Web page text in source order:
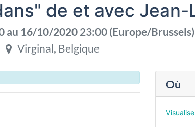
de et avec Jean-
au 16/10/2020 23:00 (Europe/Brussels)
Virginal, Belgique
Où